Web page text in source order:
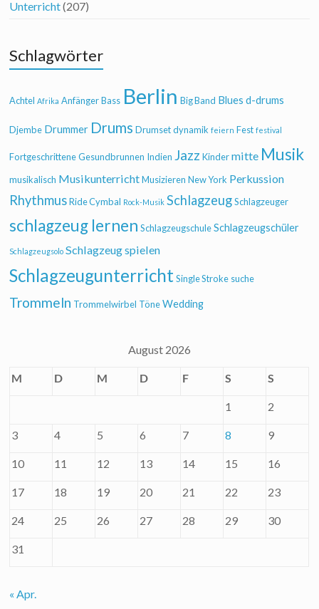
Unterricht(207)
Schlagwörter
Achtel Afrika Anfänger Bass Berlin Big Band Blues d-drums
Djembe Drummer Drums Drumset dynamik feiern Fest festival
Fortgeschrittene Gesundbrunnen Indien Jazz Kinder mitte Musik
musikalisch Musikunterricht Musizieren New York Perkussion
Rhythmus Ride Cymbal Rock-Musik Schlagzeug Schlagzeuger
schlagzeug lernen Schlagzeugschule Schlagzeugschüler
Schlagzeugsolo Schlagzeug spielen
Schlagzeugunterricht Single Stroke suche
Trommeln Trommelwirbel Töne Wedding
August 2026
M D M D F S S
1 2
3 4 5 6 7 8 9
10 11 12 13 14 15 16
17 18 19 20 21 22 23
24 25 26 27 28 29 30
31
« Apr.